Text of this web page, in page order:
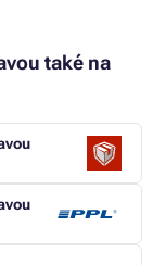
také na